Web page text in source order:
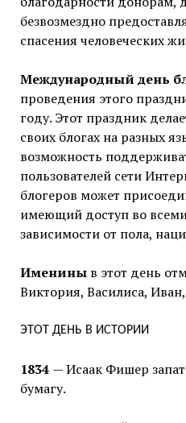
безвозмездно
спасения человеческих
Международный день
проведения этого
году. Этот праздник
своих блогах на разных
возможность
пользователей сети
блогеров может
имеющий доступ во
зависимости от пола,
Имениныв этот день
Виктория, Василиса,
ЭТОТ ДЕНЬ В ИСТОРИИ
1834 — Исаак Фишер
бумагу.